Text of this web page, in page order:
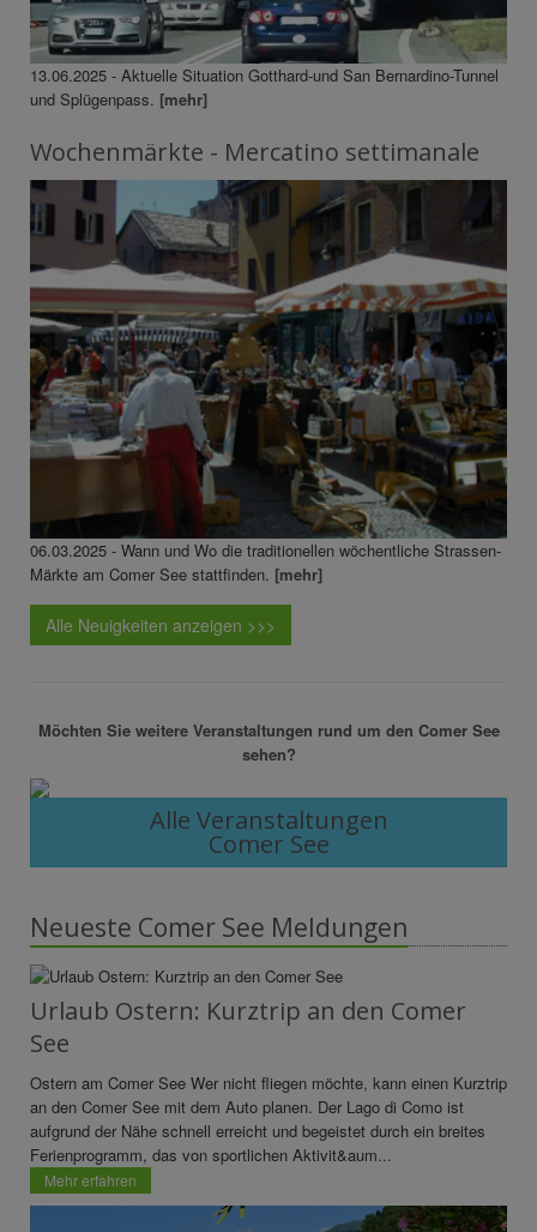
13.06.2025 - Aktuelle Situation Gotthard-und San Bernardino-Tunnel
und Splügenpass. [mehr]
Wochenmärkte - Mercatino settimanale
06.03.2025 - Wann und Wo die traditionellen wöchentliche Strassen-
Märkte am Comer See stattfinden. [mehr]
Alle Neuigkeiten anzeigen >>>
Möchten Sie weitere Veranstaltungen rund um den Comer See
sehen?
Alle Veranstaltungen
Comer See
Neueste Comer See Meldungen
Urlaub Ostern: Kurztrip an den Comer
See
Ostern am Comer See Wer nicht fliegen möchte, kann einen Kurztrip
an den Comer See mit dem Auto planen. Der Lago di Como ist
aufgrund der Nähe schnell erreicht und begeistet durch ein breites
Ferienprogramm, das von sportlichen Aktivit&aum...
Mehr erfahren